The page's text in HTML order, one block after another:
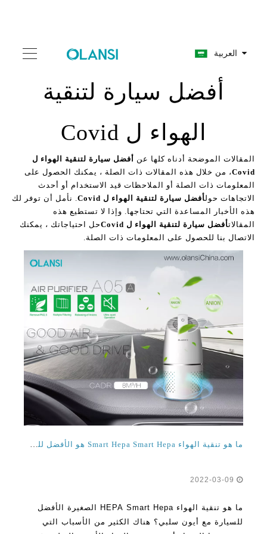
العربية
أفضل سيارة لتنقية
الهواء ل Covid
المقالات الموضحة أدناه كلها عن أفضل سيارة لتنقية الهواء ل
Covid، من خلال هذه المقالات ذات الصلة ، يمكنك الحصول على
المعلومات ذات الصلة أو الملاحظات قيد الاستخدام أو أحدث
الاتجاهات حولأفضل سيارة لتنقية الهواء ل Covid
. نأمل أن توفر لك
هذه الأخبار المساعدة التي تحتاجها. وإذا لا تستطيع هذه
المقالاتأفضل سيارة لتنقية الهواء ل Covid
حل احتياجاتك ، يمكنك
الاتصال بنا للحصول على المعلومات ذات الصلة.
ما هو تنقية الهواء Smart Hepa Smart Hepa هو الأفضل للسيارة مع أيون سلبي؟
ما هو تنقية الهواء HEPA Smart Hepa الصغيرة الأفضل
للسيارة مع أيون سلبي؟ هناك الكثير من الأسباب التي